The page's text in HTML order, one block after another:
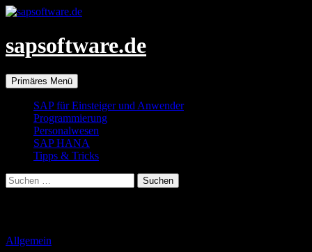
Zum
sapsoftware.de
Suchen
Primäres Menü
SAP für Einsteiger und Anwender
Programmierung
Personalwesen
SAP HANA
Tipps & Tricks
Suchen
nach:
Allgemein